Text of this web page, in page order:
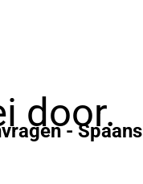
door.
- Spaans